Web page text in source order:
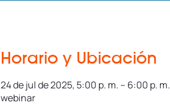
Horario y Ubicación
24 de jul de 2025, 5:00 p. m. – 6:00 p. m.
webinar